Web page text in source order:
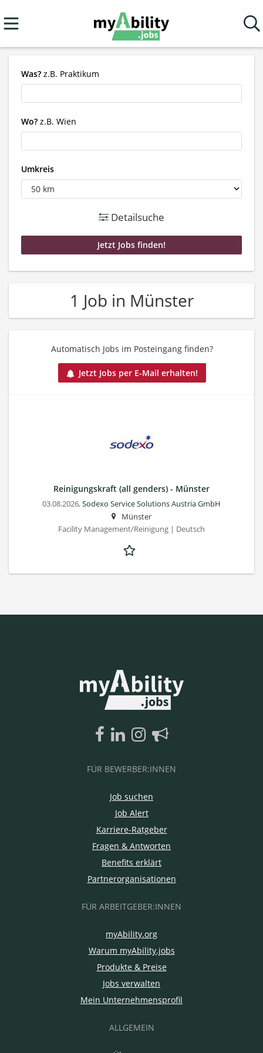
Was? z.B. Praktikum
Wo? z.B. Wien
Umkreis
Detailsuche
1 Job in Münster
Automatisch Jobs im Posteingang finden?
Jetzt Jobs per E-Mail erhalten!
Reinigungskraft (all genders) - Münster
03.08.2026,Sodexo Service Solutions Austria GmbH
Münster
Facility Management/Reinigung | Deutsch
FÜR BEWERBER:INNEN
Job suchen
Job Alert
Karriere-Ratgeber
Fragen & Antworten
Benefits erklärt
Partnerorganisationen
FÜR ARBEITGEBER:INNEN
myAbility.org
Warum myAbility.jobs
Produkte & Preise
Jobs verwalten
Mein Unternehmensprofil
ALLGEMEIN